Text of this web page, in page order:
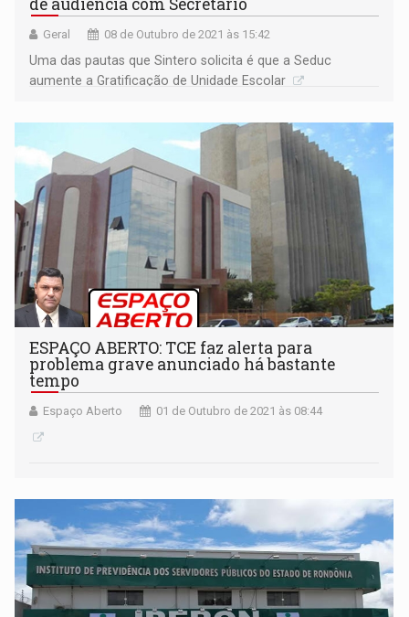
Geral 08 de Outubro de 2021 às 15:42
Uma das pautas que Sintero solicita é que a Seduc
aumente a Gratificação de Unidade Escolar
ESPAÇO ABERTO: TCE faz alerta para
problema grave anunciado há bastante
tempo
Espaço Aberto 01 de Outubro de 2021 às 08:44